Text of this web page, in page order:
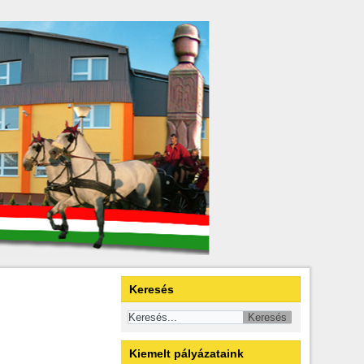
Keresés
Kiemelt pályázataink